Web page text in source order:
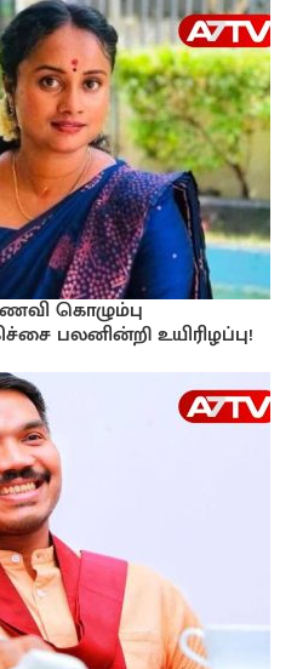
கொழும்பு
பலனின்றி உயிரிழப்பு!